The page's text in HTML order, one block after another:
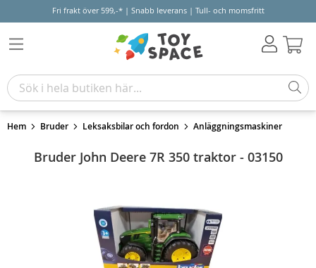
Fri frakt över 599,-* | Snabb leverans | Tull- och momsfritt
Hem Bruder Leksaksbilar och fordon Anläggningsmaskiner
Bruder John Deere 7R 350 traktor - 03150